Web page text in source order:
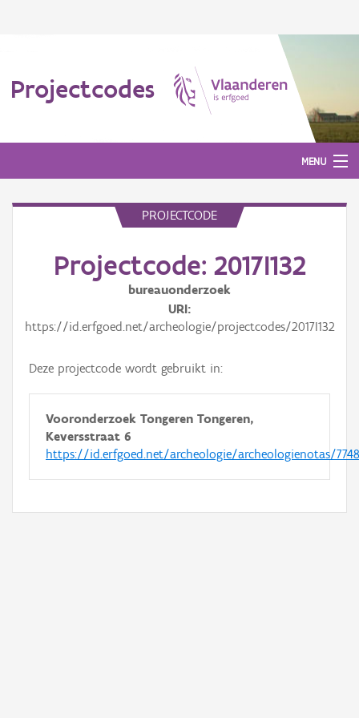
Projectcodes
MENU
PROJECTCODE
Projectcode: 2017I132
bureauonderzoek
URI
https://id.erfgoed.net/archeologie/projectcodes/2017I132
Deze projectcode wordt gebruikt in:
Vooronderzoek Tongeren Tongeren,
Keversstraat 6
https://id.erfgoed.net/archeologie/archeologienotas/7748